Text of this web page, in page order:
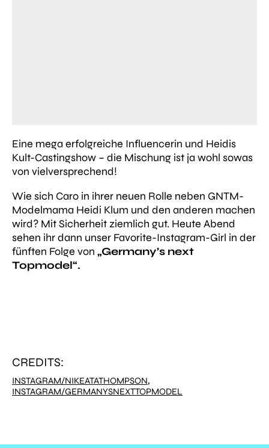
Eine mega erfolgreiche Influencerin und Heidis
Kult-Castingshow – die Mischung ist ja wohl sowas
von vielversprechend!
Wie sich Caro in ihrer neuen Rolle neben GNTM-
Modelmama Heidi Klum und den anderen machen
wird? Mit Sicherheit ziemlich gut. Heute Abend
sehen ihr dann unser Favorite-Instagram-Girl in der
fünften Folge von „Germany’s next
Topmodel“.
CREDITS:
INSTAGRAM/NIKEATATHOMPSON,
INSTAGRAM/GERMANYSNEXTTOPMODEL